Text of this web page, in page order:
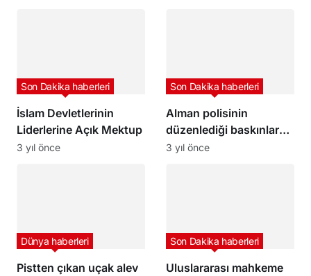
İslam Devletlerinin
Liderlerine Açık Mektup
Son Dakika haberleri
3 yıl önce
Alman polisinin
düzenlediği baskınlarda
bir polis vuruldu
Son Dakika haberleri
3 yıl önce
Pistten çıkan uçak alev
Dünya haberleri
Uluslararası mahkeme
Son Dakika haberleri